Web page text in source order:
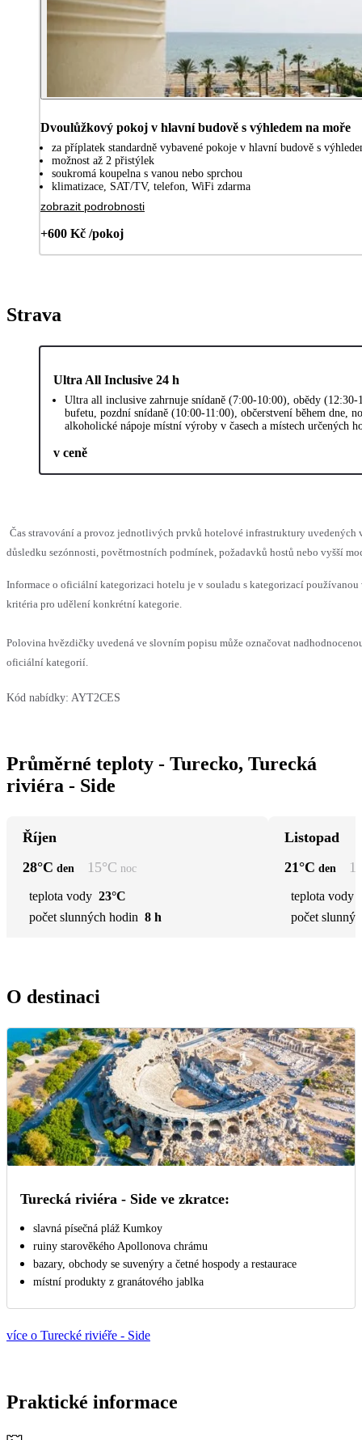
Dvoulůžkový pokoj v hlavní budově s výhledem na moře
za příplatek standardně vybavené pokoje v hlavní budově s
možnost až 2 přistýlek
soukromá koupelna s vanou nebo sprchou
klimatizace, SAT/TV, telefon, WiFi zdarma
zobrazit podrobnosti
+600 Kč /pokoj
Strava
Ultra All Inclusive 24 h
Ultra all inclusive zahrnuje snídaně (7:00-10:00), obědy
bufetu, pozdní snídaně (10:00-11:00), občerstvení během dne,
alkoholické nápoje místní výroby v časech a místech určených
v ceně
Čas stravování a provoz jednotlivých prvků hotelové infrastruktury uvedených
důsledku sezónnosti, povětrnostních podmínek, požadavků hostů nebo vyšší
Informace o oficiální kategorizaci hotelu je v souladu s kategorizací
kritéria pro udělení konkrétní kategorie.
Polovina hvězdičky uvedená ve slovním popisu může označovat
oficiální kategorií.
Kód nabídky: AYT2CES
Průměrné teploty - Turecko, Turecká
riviéra - Side
Říjen
28°C den 15°C noc
teplota vody 23°C
počet slunných hodin 8 h
Listopad
21°C den 11
teplota vody
počet
O destinaci
Turecká riviéra - Side ve zkratce:
slavná písečná pláž Kumkoy
ruiny starověkého Apollonova chrámu
bazary, obchody se suvenýry a četné hospody a restaurace
místní produkty z granátového jablka
více o Turecké riviéře - Side
Praktické informace